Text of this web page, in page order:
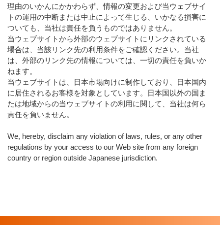
理由のいかんにかかわらず、情報の変更および当ウェブサイ
トの運用の中断または中止によって生じる、いかなる損害に
ついても、当社は責任を負うものではありません。
当ウェブサイトから外部のウェブサイトにリンクされている
場合は、当該リンク先の利用条件をご確認ください。当社
は、外部のリンク先の情報については、一切の責任を負いか
ねます。
当ウェブサイトは、日本市場向けに制作しており、日本国内
に居住されるお客様を対象としています。日本国以外の国ま
たは地域からの当ウェブサイトの利用に関して、当社は何ら
責任を負いません。
We, hereby, disclaim any violation of laws, rules, or any other
regulations by your access to our Web site from any foreign
country or region outside Japanese jurisdiction.